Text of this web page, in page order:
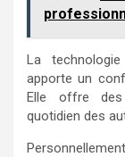
La
apporte un
Elle offre des
quotidien des